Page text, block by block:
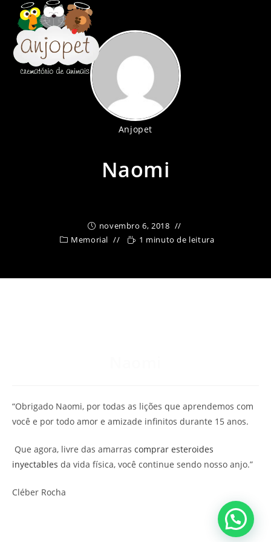
para
conteúdo
Anjopet
Naomi
novembro 6, 2018
Memorial
1 minuto de leitura
“Obrigado Naomi, por todas as lições que aprendemos com
você e por todo amor e amizade infinitos durante 15 anos.
Que agora, livre das amarras comprar esteroides
inyectables da vida física, você continue sendo nosso anjo.”
Cléber Rocha